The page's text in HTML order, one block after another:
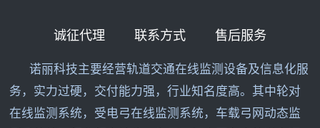
诚征代理 联系方式 售后服务
诺丽科技主要经营轨道交通在线监测设备及信息化服
务，实力过硬，交付能力强，行业知名度高。其中轮对
在线监测系统，受电弓在线监测系统，车载弓网动态监